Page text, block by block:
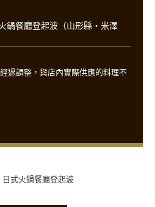
鍋餐廳登起波（山形縣・米澤
過調整，與店內實際供應的料理不
日式火鍋餐廳登起波